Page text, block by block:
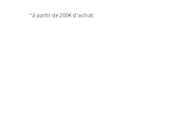
*à partir de 200€ d’achat